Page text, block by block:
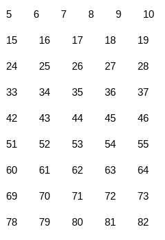
5 6 7 8 9 10
15 16 17 18 19
24 25 26 27 28
33 34 35 36 37
42 43 44 45 46
51 52 53 54 55
60 61 62 63 64
69 70 71 72 73
78 79 80 81 82